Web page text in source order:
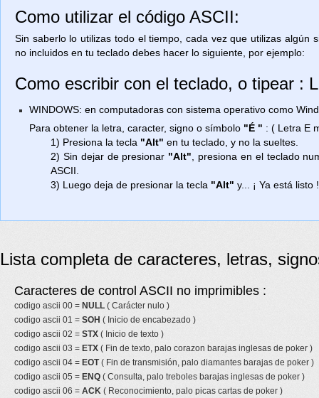
Como utilizar el código ASCII:
Sin saberlo lo utilizas todo el tiempo, cada vez que utilizas
no incluidos en tu teclado debes hacer lo siguiente, por ejemplo:
Como escribir con el teclado, o tipear :
WINDOWS: en computadoras con sistema operativo como
Para obtener la letra, caracter, signo o símbolo "É " : ( Letra E
1) Presiona la tecla "Alt" en tu teclado, y no la sueltes.
2) Sin dejar de presionar "Alt" , presiona en el teclado
ASCII.
3) Luego deja de presionar la tecla "Alt" y... ¡ Ya está listo
Lista completa de caracteres, letras,
Caracteres de control ASCII no imprimibles :
codigo ascii 00 = NULL ( Carácter nulo )
codigo ascii 01 = SOH ( Inicio de encabezado )
codigo ascii 02 = STX ( Inicio de texto )
codigo ascii 03 = ETX ( Fin de texto, palo corazon barajas inglesas de poker )
codigo ascii 04 = EOT( Fin de transmisión, palo diamantes barajas de poker )
codigo ascii 05 = ENQ ( Consulta, palo treboles barajas inglesas de poker )
codigo ascii 06 = ACK ( Reconocimiento, palo picas cartas de poker )